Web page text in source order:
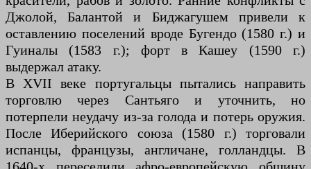
Джолой, Балантой и Биджагушем привели к
оставлению поселений вроде Бугендо (1580 г.) и
Гуиналы (1583 г.); форт в Кашеу (1590 г.)
выдержал атаку.
В XVII веке португальцы пытались направить
торговлю через Сантьяго и уточнить, но
потерпели неудачу из-за голода и потерь оружия.
После Иберийского союза (1580 г.) торговали
испанцы, французы, англичане, голландцы. В
1640-х переселили афро-европейскую общину